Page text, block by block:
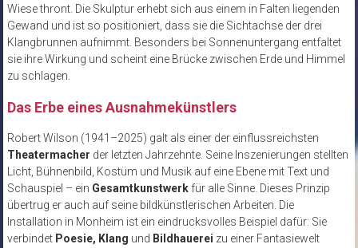
Wiese thront. Die Skulptur erhebt sich aus einem in Falten liegenden
Gewand und ist so positioniert, dass sie die Sichtachse der drei
Klangbrunnen aufnimmt. Besonders bei Sonnenuntergang entfaltet
sie ihre Wirkung und scheint eine Brücke zwischen Erde und Himmel
zu schlagen.
Das Erbe eines Ausnahmekünstlers
Robert Wilson (1941–2025) galt als einer der einflussreichsten
Theatermacher der letzten Jahrzehnte. Seine Inszenierungen stellten
Licht, Bühnenbild, Kostüm und Musik auf eine Ebene mit Text und
Schauspiel – ein Gesamtkunstwerkfür alle Sinne. Dieses Prinzip
übertrug er auch auf seine bildkünstlerischen Arbeiten. Die
Installation in Monheim ist ein eindrucksvolles Beispiel dafür: Sie
verbindet Poesie, Klang und Bildhauerei zu einer Fantasiewelt